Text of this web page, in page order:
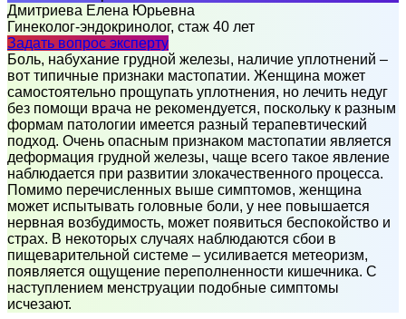
Дмитриева Елена Юрьевна
Гинеколог-эндокринолог, стаж 40 лет
Задать вопрос эксперту
Боль, набухание грудной железы, наличие уплотнений –
вот типичные признаки мастопатии. Женщина может
самостоятельно прощупать уплотнения, но лечить недуг
без помощи врача не рекомендуется, поскольку к разным
формам патологии имеется разный терапевтический
подход. Очень опасным признаком мастопатии является
деформация грудной железы, чаще всего такое явление
наблюдается при развитии злокачественного процесса.
Помимо перечисленных выше симптомов, женщина
может испытывать головные боли, у нее повышается
нервная возбудимость, может появиться беспокойство и
страх. В некоторых случаях наблюдаются сбои в
пищеварительной системе – усиливается метеоризм,
появляется ощущение переполненности кишечника. С
наступлением менструации подобные симптомы
исчезают.